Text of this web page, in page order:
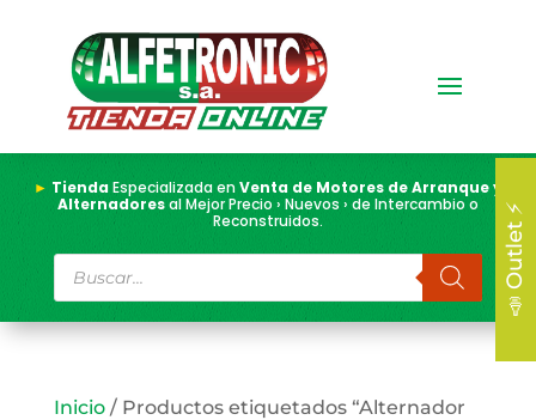
► TiendaEspecializada enVenta de Motores de Arranque y
Alternadoresal Mejor Precio › Nuevos › de Intercambio o
Reconstruidos.
Búsqueda
de
productos
Inicio/ Productos etiquetados “Alternador
📣 Outlet ⚡